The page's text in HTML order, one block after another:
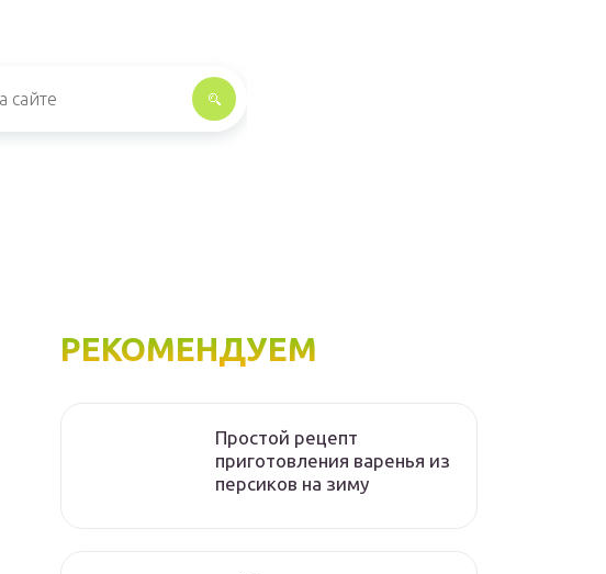
РЕКОМЕНДУЕМ
Простой рецепт
приготовления варенья из
персиков на зиму